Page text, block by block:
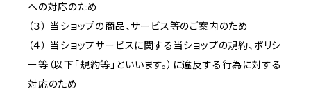
への対応のため
（３） 当ショップの商品、サービス等のご案内のため
（４） 当ショップサービスに関する当ショップの規約、ポリシ
ー等（以下「規約等」といいます。）に違反する行為に対する
対応のため